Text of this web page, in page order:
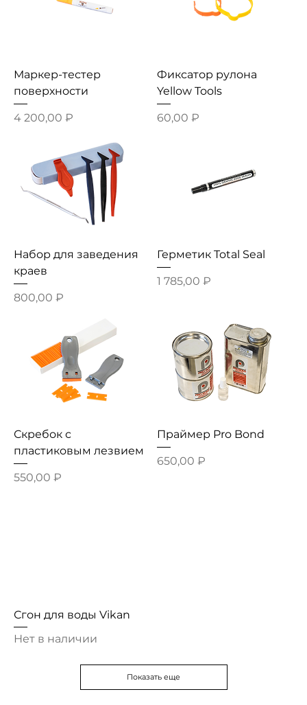
Маркер-тестер
поверхности
Цена
4 200,00 ₽
Фиксатор рулона
Yellow Tools
Цена
60,00 ₽
Набор для заведения
краев
Цена
800,00 ₽
Герметик Total Seal
Цена
1 785,00 ₽
Скребок с
пластиковым лезвием
Цена
550,00 ₽
Праймер Pro Bond
Цена
650,00 ₽
Сгон для воды Vikan
Нет в наличии
Показать еще